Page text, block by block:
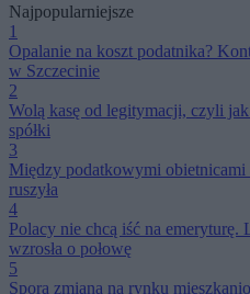
Najpopularniejsze
1
Opalanie na koszt podatnika?
w Szczecinie
2
Wolą kasę od legitymacji, czyli
spółki
3
Między podatkowymi
ruszyła
4
Polacy nie chcą iść na emeryturę.
wzrosła o połowę
5
Spora zmiana na rynku